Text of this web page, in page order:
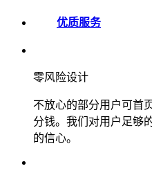
优质服务
零风险设计
不放心的部分用户可首
分钱。我们对用户足够
的信心。